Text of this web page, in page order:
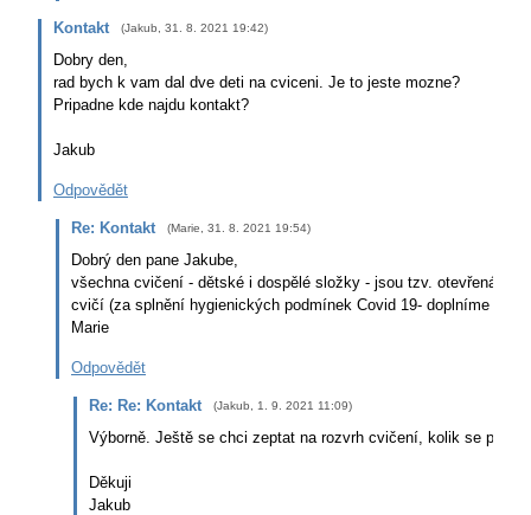
Kontakt (Jakub 31. 8. 2021 19:42)
Dobry den,
rad bych k vam dal dve deti na cviceni. Je to jeste mozne?
Pripadne kde najdu kontakt?
Jakub
Odpovědět
Re: Kontakt (Marie 31. 8. 2021 19:54)
Dobrý den pane Jakube,
všechna cvičení - dětské i dospělé složky - jsou tzv. otevřená a
cvičí (za splnění hygienických podmínek Covid 19- doplníme do
Marie
Odpovědět
Re: Re: Kontakt (Jakub 1. 9. 2021 11:09)
Výborně. Ještě se chci zeptat na rozvrh cvičení, kolik se platí
Děkuji
Jakub